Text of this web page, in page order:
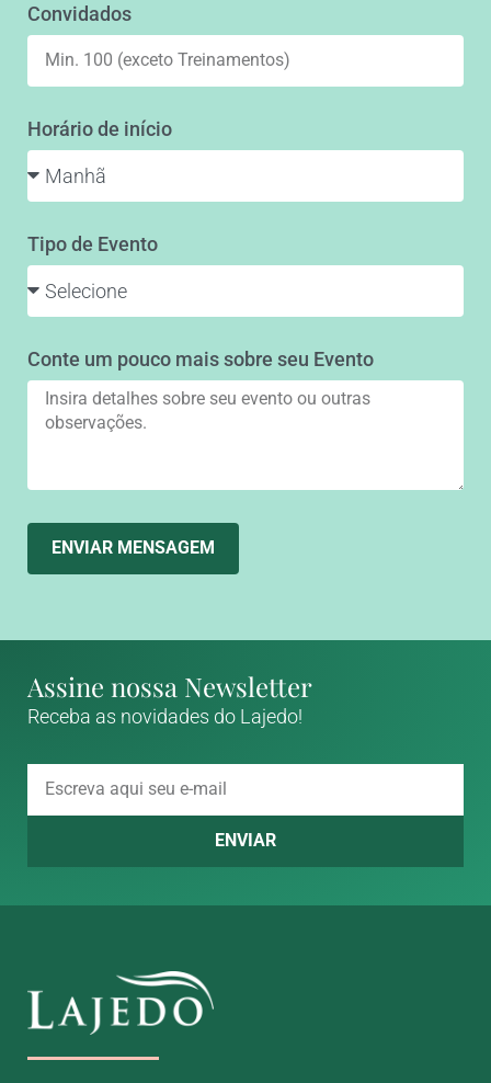
Convidados
Horário de início
Tipo de Evento
Conte um pouco mais sobre seu Evento
ENVIAR MENSAGEM
Assine nossa Newsletter
Receba as novidades do Lajedo!
ENVIAR